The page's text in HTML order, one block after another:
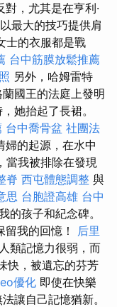
，尤其是在亨利·
最大的技巧提供肩
士的衣服都是戰
台中筋膜放鬆推薦
另外，哈姆雷特
蘭國王的法庭上發明
她抬起了長裙。
台中喬骨盆 社團法
婦的起源，在水中
當我被排除在發現
脊 西屯體態調整 與
思 台胞證高雄 台中
的孩子和紀念碑。
留我的回憶！ 后里
類記憶力很弱，而
快，被遺忘的芬芳
優化 即使在快樂
讓自己記憶猶新。